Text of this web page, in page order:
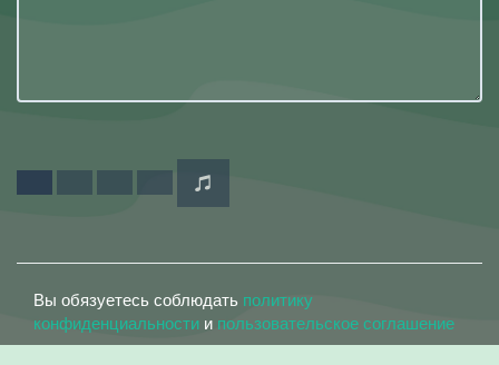
Вы обязуетесь соблюдать политику
конфиденциальности и пользовательское соглашение